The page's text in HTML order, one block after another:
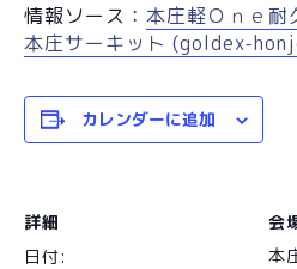
情報ソース： 本庄軽Ｏｎｅ耐
本庄サーキット (goldex-
カレンダーに追加
詳細
日付:
会
本